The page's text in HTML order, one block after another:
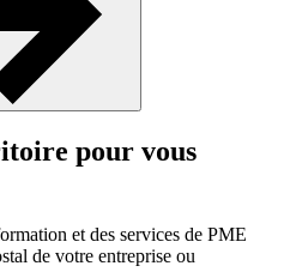
pour vous
et des services de PME
de votre entreprise ou